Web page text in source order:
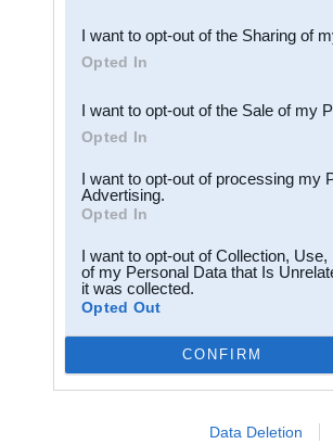
Downstream Participants
third parties.
I want to opt-out of the Sharing of
Opted In
I want to opt-out of the Sale of my
Opted In
I want to opt-out of processing my
Advertising.
Opted In
I want to opt-out of Collection,
of my Personal Data that Is
it was collected.
Opted Out
CONFIRM
Data Deletion